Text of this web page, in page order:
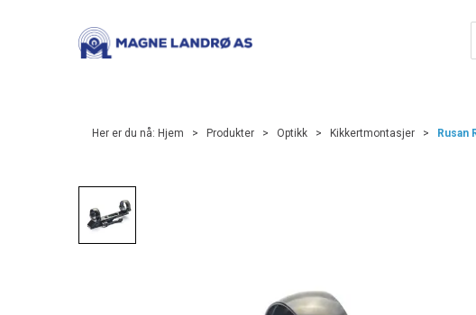
Her er du nå: Hjem > Produkter > Optikk > Kikkertmontasjer > Rusan